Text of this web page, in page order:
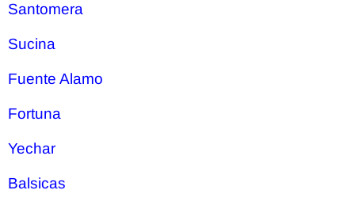
Santomera
Sucina
Fuente Alamo
Fortuna
Yechar
Balsicas